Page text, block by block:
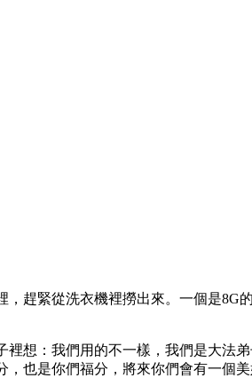
趕緊從洗衣機裡撈出來。一個是8G
想：我們用的不一樣，我們是大法
也是你們福分，將來你們會有一個